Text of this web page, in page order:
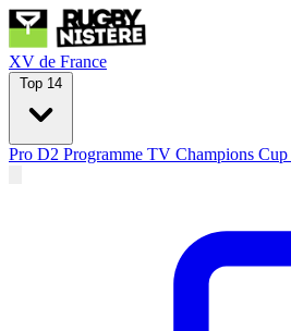
XV de France
Top 14
Pro D2 Programme TV Champions Cup